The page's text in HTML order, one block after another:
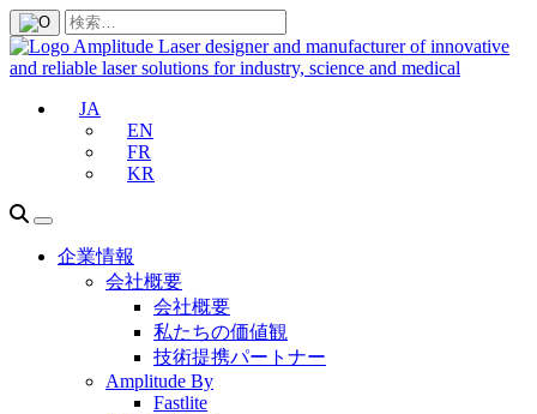
JA
EN
FR
KR
企業情報
会社概要
会社概要
私たちの価値観
技術提携パートナー
Amplitude By
Fastlite